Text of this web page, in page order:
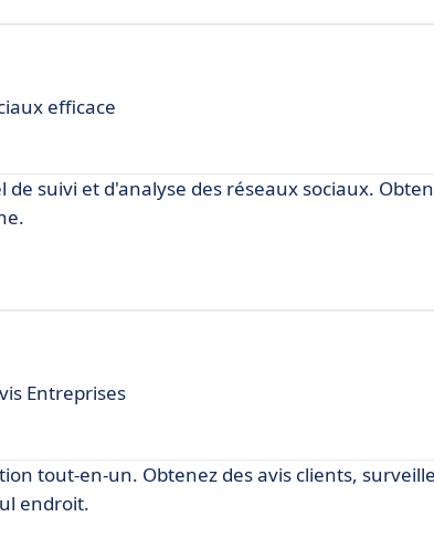
efficace
suivi et d'analyse des réseaux sociaux.
Entreprises
tout-en-un. Obtenez des avis clients,
endroit.